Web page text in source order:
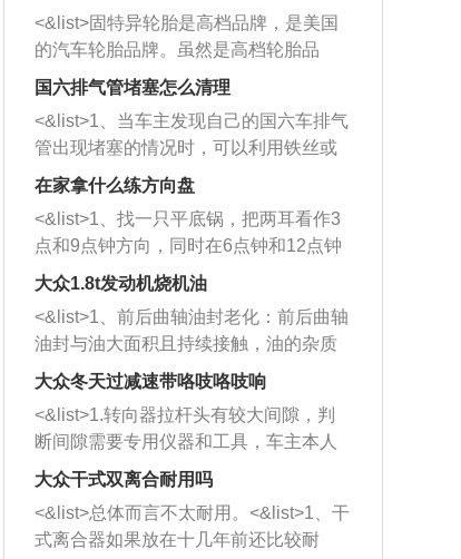
<&list>固特异轮胎是高档品牌，是美国
的汽车轮胎品牌。虽然是高档轮胎品
牌，但是中高低端的轮胎都有生产，这
也是为了更好的开拓市场。
国六排气管堵塞怎么清理
<&list>1、当车主发现自己的国六车排气
管出现堵塞的情况时，可以利用铁丝或
者是细棍，直接将杂物给取出来，如果
堵塞情况比较严重，也可以采取应急措
施。 <&list>2、直接利用木棍将所有的
杂物推到排气管里面的位置处，然后将
三元催化器拆解开，就可以将堵塞的东
西取出来。但如果是因为积碳过多引起
的堵塞，就需要将三元催化器泡在草酸
洗剂对堵塞的情况得到解决，将清洗剂
放在燃油箱中，与燃油混合后，车辆启
动时，就可以和汽油一起进入到燃烧
室，最后形成废气排出，就可以让三元
催化器得到清洗，排气管堵塞的情况就
能够得到解决。
在家拿什么练方向盘
<&list>1、找一只平底锅，把两耳看作3
点和9点钟方向，同时在6点钟和12点钟
方向做一个标记。 <&list>2、双手握住
一圈半的练习，往右同样也要打相同的
圈数。 <&list>3、最后强调要反复练
习，这样就可以形成肌肉记忆，在真实
驾驶车辆时，不需要记忆也能打好方
向。
大众1.8t发动机烧机油
<&list>1、前后曲轴油封老化：前后曲轴
油封与油大面积且持续接触，油的杂质
和发动机内持续温度变化使其密封效果
逐渐减弱，导致渗油或漏油。<&list>2、
活塞间隙过大：积碳会使活塞环与缸体
的间隙扩大，导致机油流入燃烧室中，
造成烧机油。<&list>3、机油粘度。使用
机油粘度过小的话，同样会有烧机油现
象，机油粘度过小具有很好的流动性，
大众冬天过减速带咯吱咯吱响
<&list>1.转向器拉杆头有较大间隙，判
断间隙需要专用仪器和工具，车主本人
无法制作，需要将车辆送到修理厂或4s
店；<&list>2.车辆半轴套管防尘罩破
裂，破裂后会出现漏油现象，使半轴磨
损严重，磨损的半轴容易损坏，产生异
大众干式双离合耐用吗
<&list>总体而言不太耐用。<&list>1、干
式离合器如果放在十几年前还比较耐